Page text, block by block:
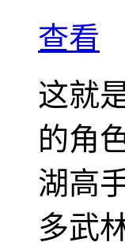
查看
这就
的角
湖高
多武